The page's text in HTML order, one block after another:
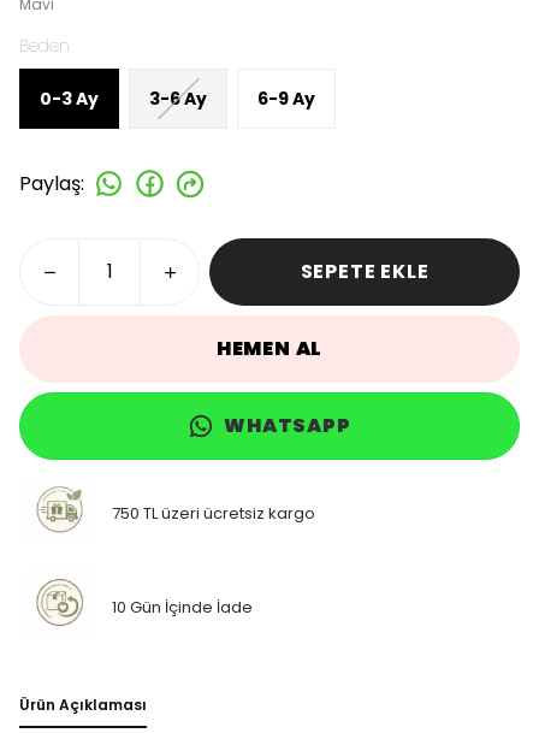
Mavi
Beden
0-3 Ay 3-6 Ay 6-9 Ay
Paylaş:
SEPETE EKLE
HEMEN AL
WHATSAPP
750 TL üzeri ücretsiz kargo
10 Gün İçinde İade
Ürün Açıklaması